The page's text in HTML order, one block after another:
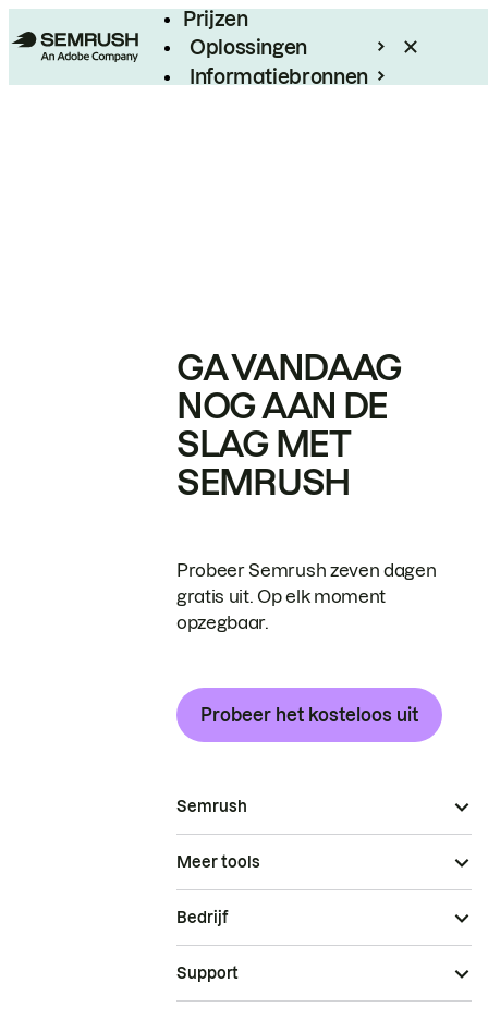
Prijzen
Oplossingen
Informatiebronnen
GA VANDAAG
NOG AAN DE
SLAG MET
SEMRUSH
Probeer Semrush zeven dagen
gratis uit. Op elk moment
opzegbaar.
Probeer het kosteloos uit
Semrush
Meer tools
Bedrijf
Support